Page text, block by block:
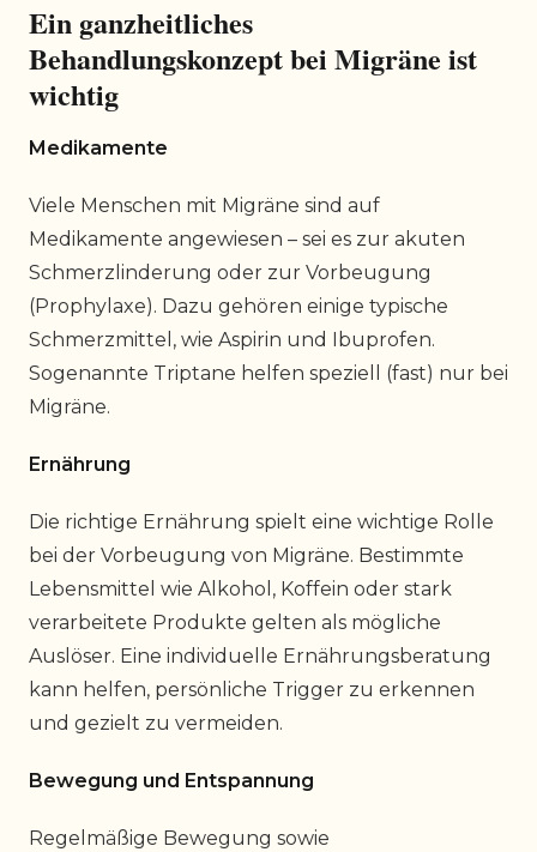
Ein ganzheitliches
Behandlungskonzept bei Migräne ist
wichtig
Medikamente
Viele Menschen mit Migräne sind auf
Medikamente angewiesen – sei es zur akuten
Schmerzlinderung oder zur Vorbeugung
(Prophylaxe). Dazu gehören einige typische
Schmerzmittel, wie Aspirin und Ibuprofen.
Sogenannte Triptane helfen speziell (fast) nur bei
Migräne.
Ernährung
Die richtige Ernährung spielt eine wichtige Rolle
bei der Vorbeugung von Migräne. Bestimmte
Lebensmittel wie Alkohol, Koffein oder stark
verarbeitete Produkte gelten als mögliche
Auslöser. Eine individuelle Ernährungsberatung
kann helfen, persönliche Trigger zu erkennen
und gezielt zu vermeiden.
Bewegung und Entspannung
Regelmäßige Bewegung sowie